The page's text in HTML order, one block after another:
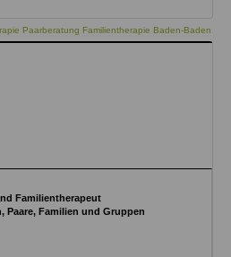
Paarberatung Familientherapie Baden-Baden
Familientherapeut
Paare, Familien und Gruppen